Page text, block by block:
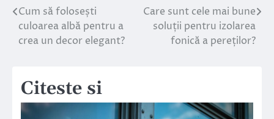
Navigare
în
Cum să folosești
culoarea albă pentru a
crea un decor elegant?
Care sunt cele mai bune
soluții pentru izolarea
fonică a pereților?
Citeste si